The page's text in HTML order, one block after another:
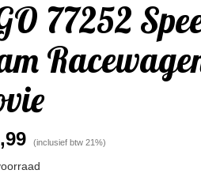
77252
(inclusief btw 21%)